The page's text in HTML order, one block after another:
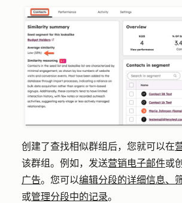
创建了查找相似群组后，您就可以在
该群组。例如，发送营销电子邮件或
广告。您可以编辑分段的详细信息、
或管理分段中的记录。